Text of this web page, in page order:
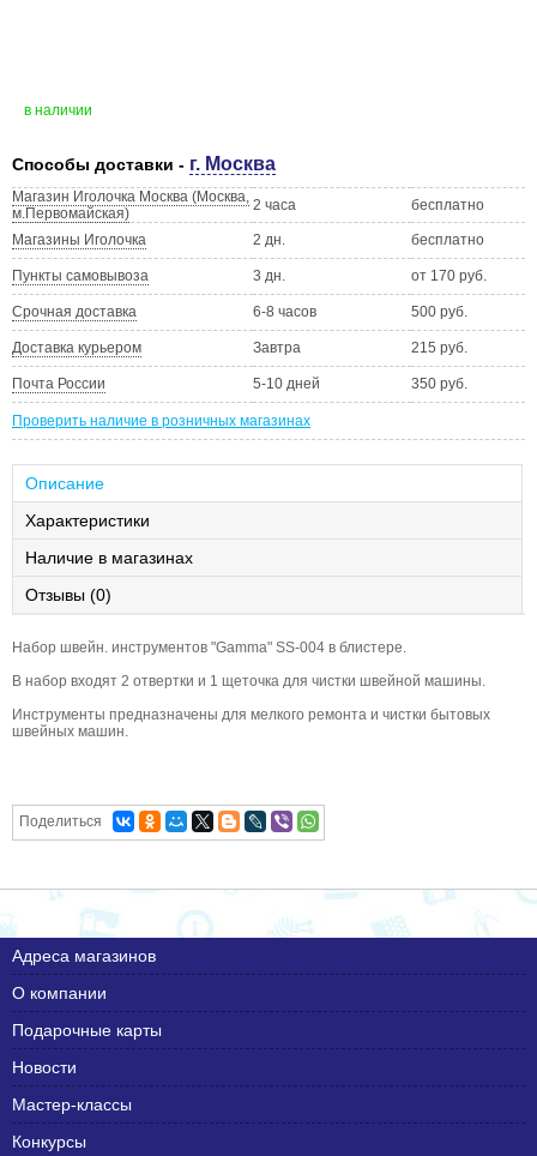
в наличии
Способы доставки - г. Москва
Магазин Иголочка Москва (Москва,
м.Первомайская)
2 часа бесплатно
Магазины Иголочка 2 дн. бесплатно
Пункты самовывоза 3 дн. от 170 руб.
Срочная доставка 6-8 часов 500 руб.
Доставка курьером Завтра 215 руб.
Почта России 5-10 дней 350 руб.
Проверить наличие в розничных магазинах
Описание
Характеристики
Наличие в магазинах
Отзывы (0)
Набор швейн. инструментов "Gamma" SS-004 в блистере.
В набор входят 2 отвертки и 1 щеточка для чистки швейной машины.
Инструменты предназначены для мелкого ремонта и чистки бытовых
швейных машин.
Поделиться
Адреса магазинов
О компании
Подарочные карты
Новости
Мастер-классы
Конкурсы